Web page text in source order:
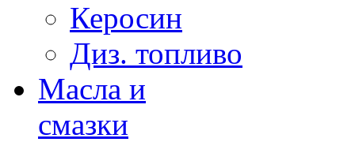
Керосин
Диз. топливо
Масла и
смазки